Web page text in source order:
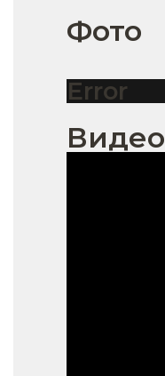
Фото
Error
Видео